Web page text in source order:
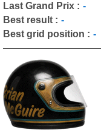
Last Grand Prix : -
Best result : -
Best grid position : -